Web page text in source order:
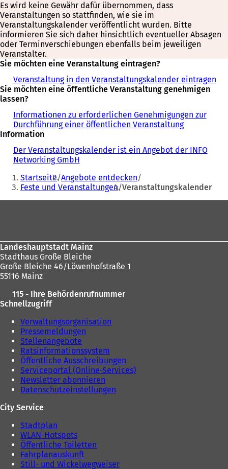
Es wird keine Gewähr dafür übernommen, dass
Veranstaltungen so stattfinden, wie sie im
Veranstaltungskalender veröffentlicht wurden. Bitte
informieren Sie sich daher hinsichtlich eventueller Absagen
oder Terminverschiebungen ebenfalls beim jeweiligen
Veranstalter.
Sie möchten eine Veranstaltung eintragen?
Veranstaltung in den Veranstaltungskalender eintragen
Sie möchten eine öffentliche Veranstaltung genehmigen
lassen?
Informationen zu erforderlichen Genehmigungen zur
Durchführung einer öffentlichen Veranstaltung
Information
Der Veranstaltungskalender ist ein Angebot der INFO
Networking GmbH
Sie
befinden
sich
Startseite Angebote entdecken
Feste und Veranstaltungen Veranstaltungskalender
Landeshauptstadt Mainz
Stadthaus Große Bleiche
Große Bleiche 46/Löwenhofstraße 1
55116 Mainz
115 - Ihre Behördenrufnummer
Schnellzugriff
Verwaltungsorganisation
Pressemeldungen
Stellenangebote
Ratsinformationssystem
Öffentliche Ausschreibungen
Serviceportal (Online-Services)
Newsletter abonnieren
Datenschutzeinstellungen
City Service
Stadtplan
WLAN-Hotspots
Öffentliche Toiletten
Fahrplanauskunft
Still- und Wickelwegweiser